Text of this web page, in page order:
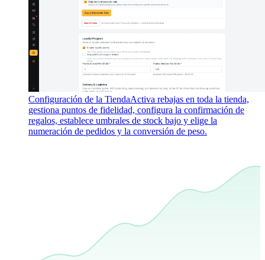
Configuración de la TiendaActiva rebajas en toda la tienda,
gestiona puntos de fidelidad, configura la confirmación de
regalos, establece umbrales de stock bajo y elige la
numeración de pedidos y la conversión de peso.